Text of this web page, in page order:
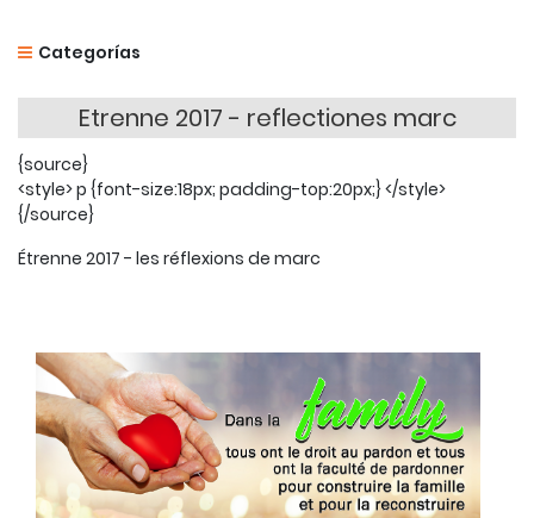
Categorías
Etrenne 2017 - reflectiones marc
{source}
<style> p {font-size:18px; padding-top:20px;} </style>
{/source}
Étrenne 2017 - les réflexions de marc